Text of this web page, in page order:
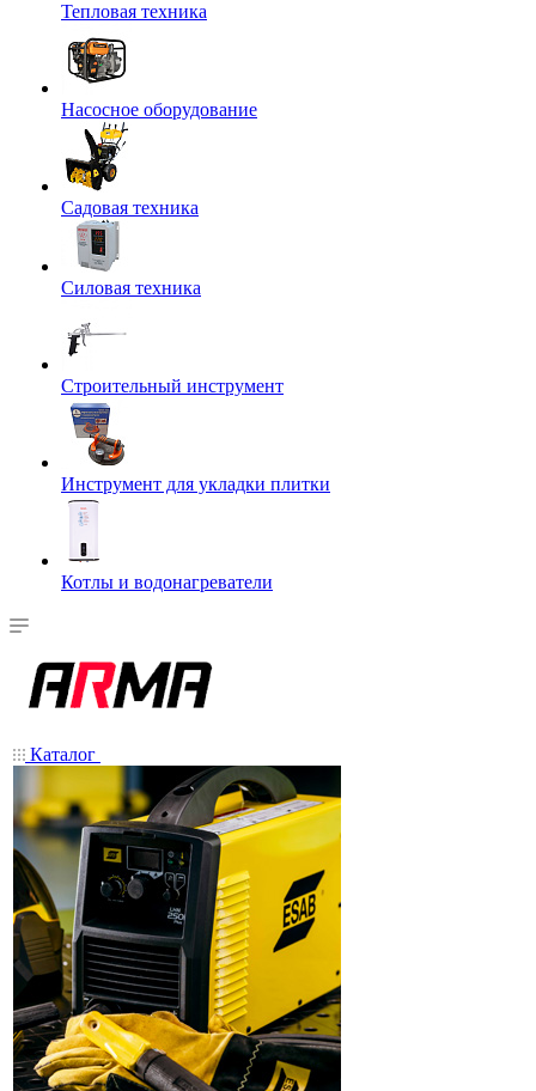
Тепловая техника
Насосное оборудование
Садовая техника
Силовая техника
Строительный инструмент
Инструмент для укладки плитки
Котлы и водонагреватели
Каталог